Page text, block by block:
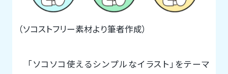
（ソコストフリー素材より筆者作成）
「ソコソコ使えるシンプルなイラスト」をテーマ